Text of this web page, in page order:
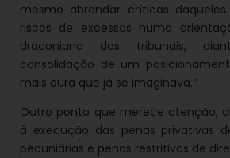
mesmo abrandar críticas
riscos de excessos numa
draconiana dos tribunais,
consolidação de um
mais dura que já se imaginava.”
Outro ponto que merece atenção,
à execução das penas privativas
pecuniárias e penas restritivas de